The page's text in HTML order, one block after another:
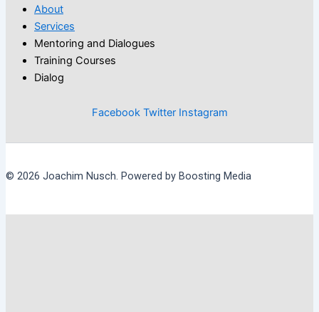
About
Services
Mentoring and Dialogues
Training Courses
Dialog
Facebook Twitter Instagram
© 2026 Joachim Nusch. Powered by Boosting Media